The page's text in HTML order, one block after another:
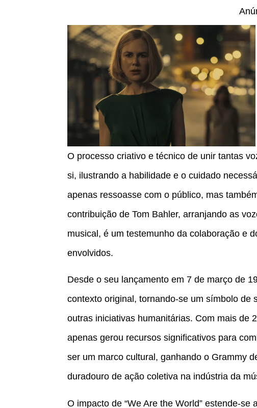
O processo criativo e técnico de unir tantas
si, ilustrando a habilidade e o cuidado
apenas ressoasse com o público, mas
contribuição de Tom Bahler, arranjando as
musical, é um testemunho da colaboração e
envolvidos.
Desde o seu lançamento em 7 de março de
contexto original, tornando-se um símbolo de
outras iniciativas humanitárias. Com mais de
apenas gerou recursos significativos para
ser um marco cultural, ganhando o Grammy
duradouro de ação coletiva na indústria da
O impacto de “We Are the World” estende-